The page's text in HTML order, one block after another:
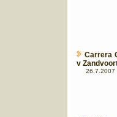
Carrera
v
26.7.2007